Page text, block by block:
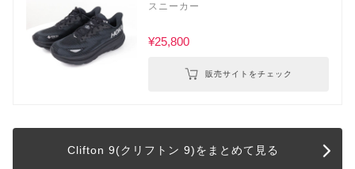
スニーカー
¥25,800
販売サイトをチェック
Clifton 9(クリフトン 9)をまとめて見る